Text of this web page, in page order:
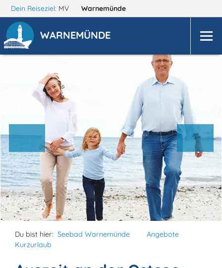
Dein Reiseziel: MV Warnemünde
WARNEMÜNDE
Du bist hier: Seebad Warnemünde
Angebote
Kurzurlaub